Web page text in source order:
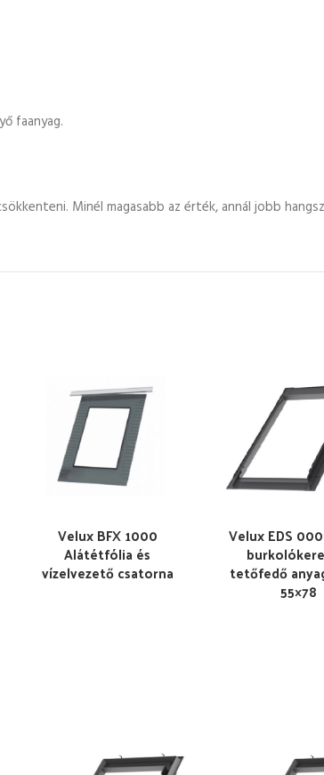
faanyag.
Minél magasabb az érték, annál jobb
Velux BFX 1000
Alátétfólia és
vízelvezető csatorna
Velux EDS
tetőfedő
55×78